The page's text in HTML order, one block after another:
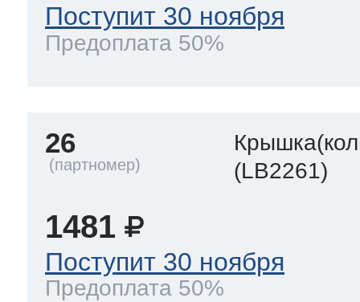
Поступит 30 ноября
Предоплата 50%
26
(LB2261)
1481
Поступит 30 ноября
Предоплата 50%